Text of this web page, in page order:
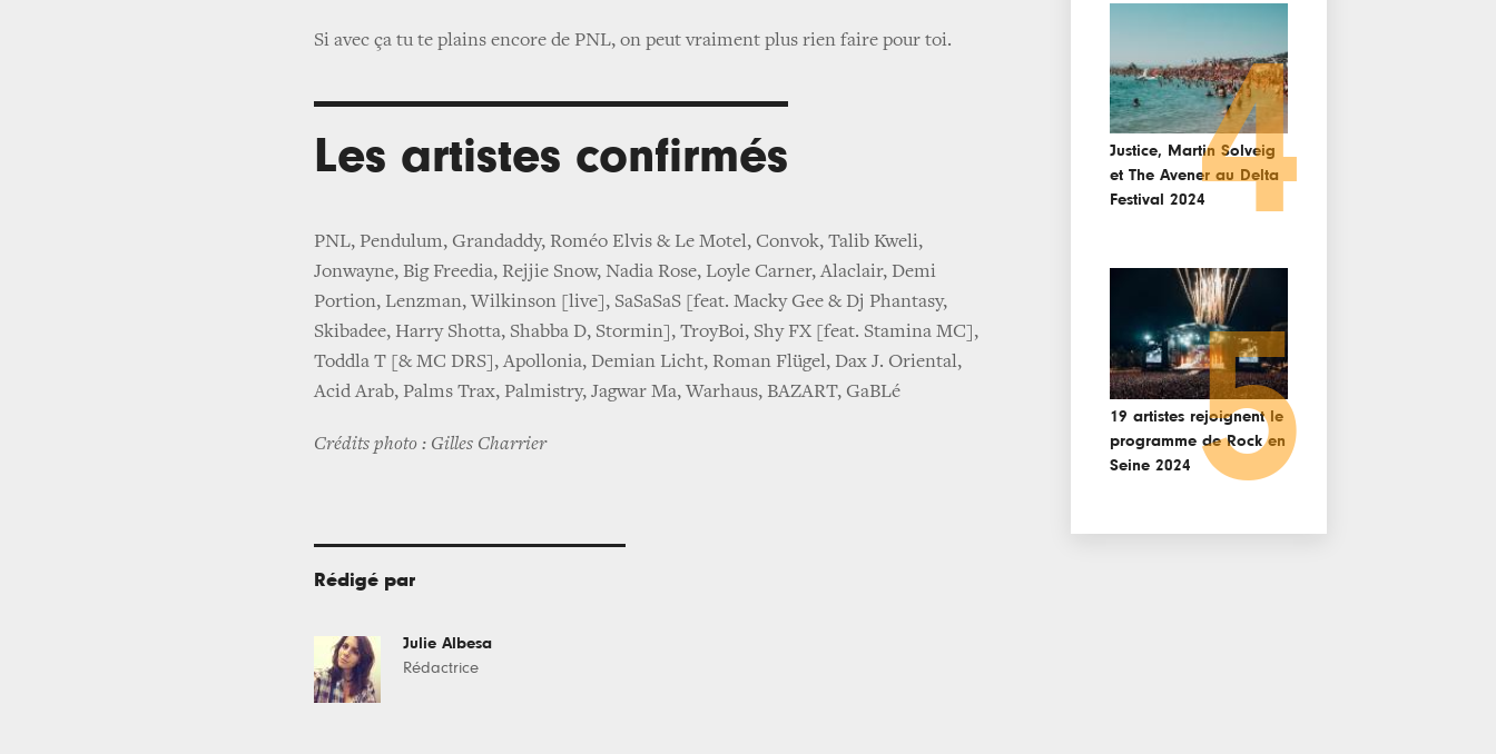
Si avec ça tu te plains encore de PNL, on peut vraiment plus rien faire pour toi.
Les artistes confirmés
PNL, Pendulum, Grandaddy, Roméo Elvis & Le Motel, Convok, Talib Kweli,
Jonwayne, Big Freedia, Rejjie Snow, Nadia Rose, Loyle Carner, Alaclair, Demi
Portion, Lenzman, Wilkinson [live], SaSaSaS [feat. Macky Gee & Dj Phantasy,
Skibadee, Harry Shotta, Shabba D, Stormin], TroyBoi, Shy FX [feat. Stamina MC],
Toddla T [& MC DRS], Apollonia, Demian Licht, Roman Flügel, Dax J. Oriental,
Acid Arab, Palms Trax, Palmistry, Jagwar Ma, Warhaus, BAZART, GaBLé
Crédits photo : Gilles Charrier
Rédigé par
Julie Albesa
Rédactrice
Justice, Martin Solveig
et The Avener au Delta
Festival 20244
19 artistes rejoignent le
programme de Rock en
Seine 2024 5